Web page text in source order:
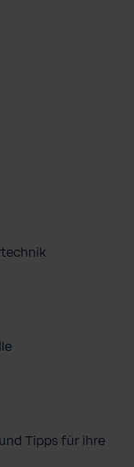
Tipps für ihre